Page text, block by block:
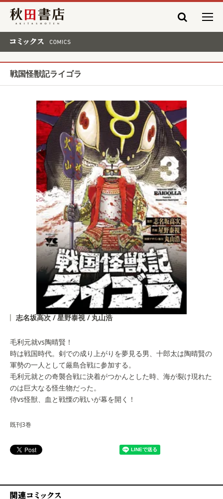
秋田書店
戦国怪獣記ライゴラ
志名坂高次 / 星野泰視 / 丸山浩
毛利元就vs陶晴賢！
時は戦国時代。剣での成り上がりを夢見る男、十郎太は陶晴賢の
軍勢の一人として厳島合戦に参加する。
毛利元就との奇襲合戦に決着がつかんとした時、海が裂け現れた
のは巨大なる怪生物だった。
侍vs怪獣、血と戦慄の戦いが幕を開く！
既刊3巻